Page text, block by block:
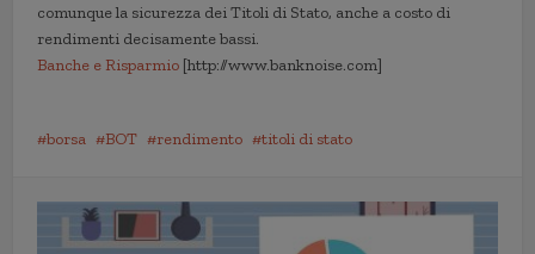
comunque la sicurezza dei Titoli di Stato, anche a costo di
rendimenti decisamente bassi.
Banche e Risparmio [http://www.banknoise.com]
borsa BOT rendimento titoli di stato